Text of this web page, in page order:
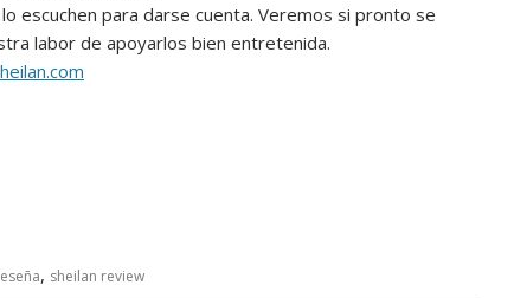
escuchen para darse cuenta. Veremos si pronto se
labor de apoyarlos bien entretenida.
, sheilan review